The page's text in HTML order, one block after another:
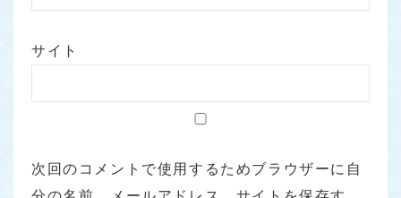
サイト
次回のコメントで使用するためブラウザーに自